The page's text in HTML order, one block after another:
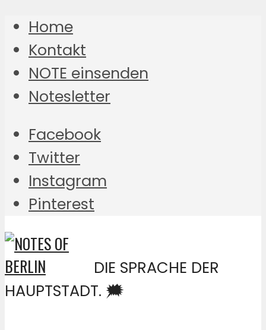
Home
Kontakt
NOTE einsenden
Notesletter
Facebook
Twitter
Instagram
Pinterest
DIE SPRACHE DER
HAUPTSTADT. 🗯️